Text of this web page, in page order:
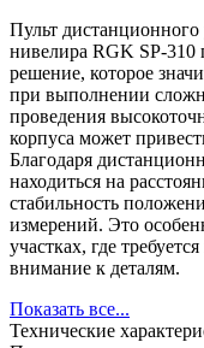
Пульт
нивелира RGK SP-310
решение, которое
при выполнении
проведения
корпуса может
Благодаря
находиться на
стабильность
измерений. Это
участках, где
внимание к деталям.
Показать все...
Технические